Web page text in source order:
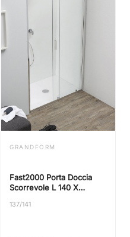
GRANDFORM
Fast2000 Porta Doccia
Scorrevole L 140 X
137/141